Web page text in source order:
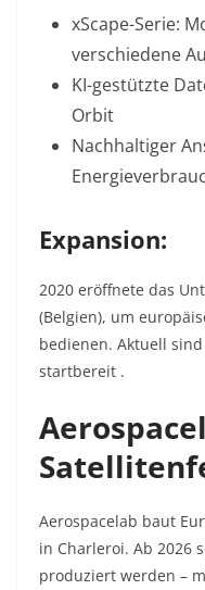
xScape-Serie:
verschiedene
KI-gestützte
Orbit
Nachhaltiger
Expansion:
2020 eröffnete das
(Belgien), um
bedienen. Aktuell
startbereit .
Aerospacelab baut
in Charleroi. Ab 2026
produziert werden –